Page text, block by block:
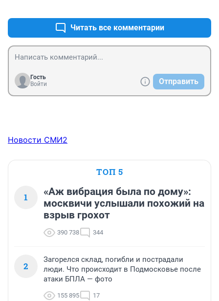
Читать все комментарии
Гость
Войти
Отправить
Новости СМИ2
ТОП 5
1
«Аж вибрация была по дому»:
москвичи услышали похожий на
взрыв грохот
390 738 344
2
Загорелся склад, погибли и пострадали
люди. Что происходит в Подмосковье после
атаки БПЛА — фото
155 895 17